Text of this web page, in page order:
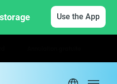
Use the App